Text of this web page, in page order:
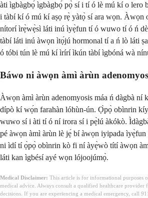
àti ìgbàgbọ́ ìgbàgbọ́ pọ̀ sí i tí ó lè mú kí o
i tàbí kí ó mú kí aṣọ rẹ̀ yàtọ̀ sí ara wọn. Àwọn
nítorí ìrẹ̀wẹ̀sì láti inú ìyẹ̀fun tí ó wuwo tí ó ń
tàbí láti inú àwọn ìtọ́jú hormonal tí a ń lò láti
ó tóbi tún lè mú kí ìrírí ìkún tàbí ìgbóná wà
Báwo ni àwọn àmì àrùn
Àwọn àmì àrùn adenomyosis máa ń dàgbà ní
dípò kí wọ́n farahàn lóhùn-ún. Ọ̀pọ̀ obìnrin
wuwo sí i àti tí ó ní irora sí i pẹ̀lú àkókò.
pé àwọn àmì àrùn lè jẹ́ bí àwọn iyipada
ni ìdí tí ọ̀pọ̀ obìnrin kò fi ní àyẹ̀wò títí àwọn
láti kan ìgbésí ayé wọn lójoojúmọ̀.
Medical Disclaimer: This article is for informational purposes
medical advice. Always consult a qualified healthcare provider
decisions. If you are experiencing a medical emergency, call